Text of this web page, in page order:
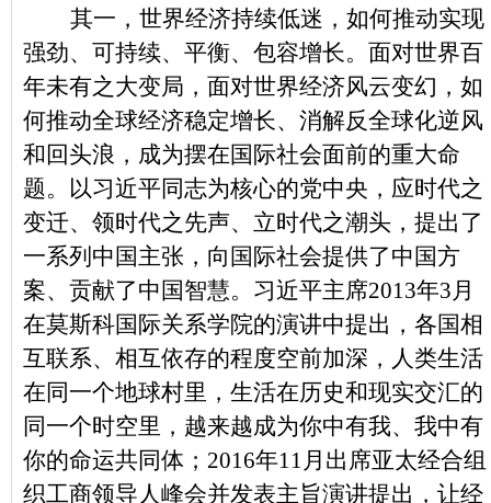
其一，世界经济持续低迷，如何推动实现
强劲、可持续、平衡、包容增长。面对世界百
年未有之大变局，面对世界经济风云变幻，如
何推动全球经济稳定增长、消解反全球化逆风
和回头浪，成为摆在国际社会面前的重大命
题。以习近平同志为核心的党中央，应时代之
变迁、领时代之先声、立时代之潮头，提出了
一系列中国主张，向国际社会提供了中国方
案、贡献了中国智慧。习近平主席2013年3月
在莫斯科国际关系学院的演讲中提出，各国相
互联系、相互依存的程度空前加深，人类生活
在同一个地球村里，生活在历史和现实交汇的
同一个时空里，越来越成为你中有我、我中有
你的命运共同体；2016年11月出席亚太经合组
织工商领导人峰会并发表主旨演讲提出，让经